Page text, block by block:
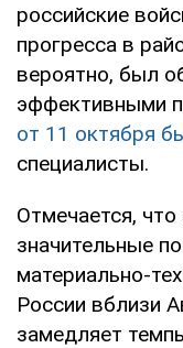
российские
прогресса в
вероятно, был
эффективными
от 11 октября
специалисты.
Отмечается,
значительные
материально-
России вблизи
замедляет